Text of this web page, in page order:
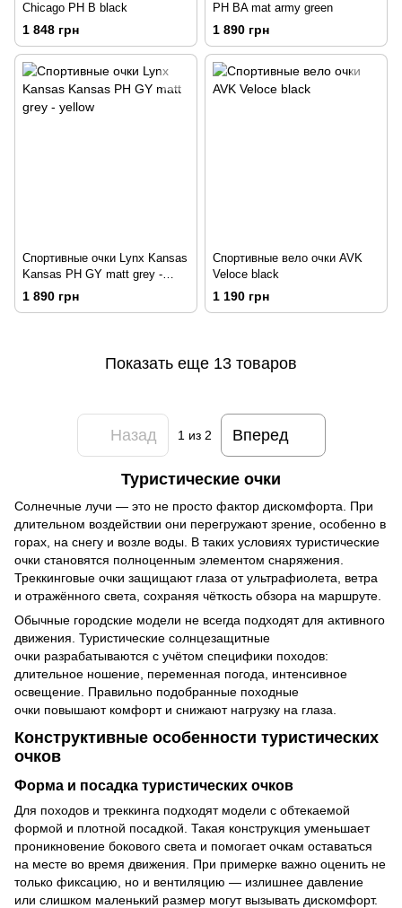
Chicago PH B black
1 848 грн
PH BA mat army green
1 890 грн
Спортивные очки Lynx Kansas
Kansas PH GY matt grey -
yellow
1 890 грн
Спортивные вело очки AVK
Veloce black
1 190 грн
Показать еще 13 товаров
Назад 1из 2 Вперед
Туристические очки
Солнечные лучи — это не просто фактор дискомфорта. При
длительном воздействии они перегружают зрение, особенно в
горах, на снегу и возле воды. В таких условиях туристические
очки становятся полноценным элементом снаряжения.
Треккинговые очки защищают глаза от ультрафиолета, ветра
и отражённого света, сохраняя чёткость обзора на маршруте.
Обычные городские модели не всегда подходят для активного
движения. Туристические солнцезащитные
очки разрабатываются с учётом специфики походов:
длительное ношение, переменная погода, интенсивное
освещение. Правильно подобранные походные
очки повышают комфорт и снижают нагрузку на глаза.
Конструктивные особенности туристических
очков
Форма и посадка туристических очков
Для походов и треккинга подходят модели с обтекаемой
формой и плотной посадкой. Такая конструкция уменьшает
проникновение бокового света и помогает очкам оставаться
на месте во время движения. При примерке важно оценить не
только фиксацию, но и вентиляцию — излишнее давление
или слишком маленький размер могут вызывать дискомфорт.